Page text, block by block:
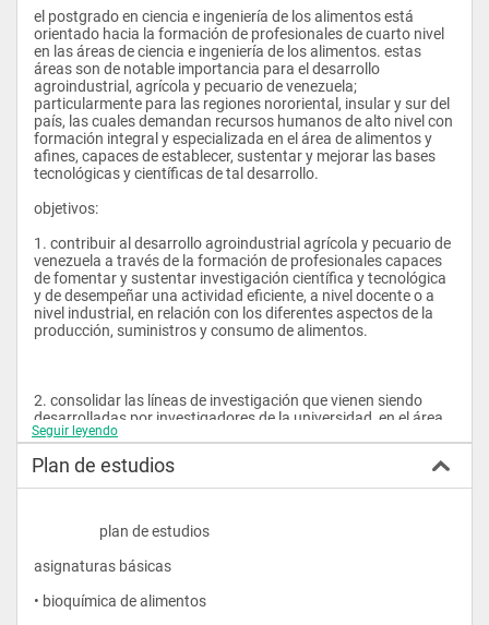
el postgrado en ciencia e ingeniería de los alimentos está
orientado hacia la formación de profesionales de cuarto nivel
en las áreas de ciencia e ingeniería de los alimentos. estas
áreas son de notable importancia para el desarrollo
agroindustrial, agrícola y pecuario de venezuela;
particularmente para las regiones nororiental, insular y sur del
país, las cuales demandan recursos humanos de alto nivel con
formación integral y especializada en el área de alimentos y
afines, capaces de establecer, sustentar y mejorar las bases
tecnológicas y científicas de tal desarrollo.
objetivos:
1. contribuir al desarrollo agroindustrial agrícola y pecuario de
venezuela a través de la formación de profesionales capaces
de fomentar y sustentar investigación científica y tecnológica
y de desempeñar una actividad eficiente, a nivel docente o a
nivel industrial, en relación con los diferentes aspectos de la
producción, suministros y consumo de alimentos.
2. consolidar las líneas de investigación que vienen siendo
desarrolladas por investigadores de la universidad, en el área
de alimentos.
que están relacionados con el área de alimentos y afines,
actualizar y ampliar sus conocimientos mediante la rea-
lización de cursos de actualización, simposio, talleres o
seminarios.
Seguir leyendo
Plan de estudios
                    plan de estudios
asignaturas básicas
• bioquímica de alimentos